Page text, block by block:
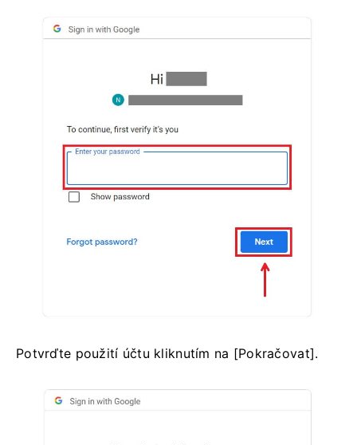
Potvrďte použití účtu kliknutím na [Pokračovat].